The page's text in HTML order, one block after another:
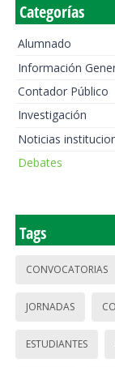
Categorías
Alumnado
Información
Contador Público
Investigación
Noticias
Debates
Tags
CONVOCATORIAS
JORNADAS
ESTUDIANTES